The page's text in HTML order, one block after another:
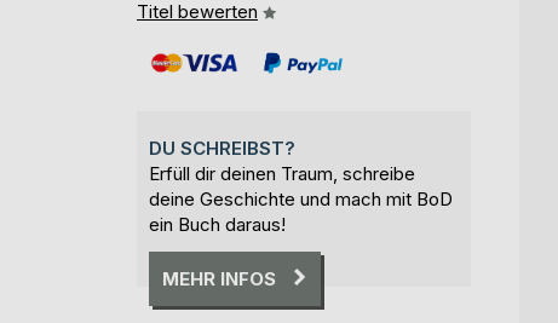
Titel bewerten
DU SCHREIBST?
Erfüll dir deinen Traum, schreibe
deine Geschichte und mach mit BoD
ein Buch daraus!
MEHR INFOS